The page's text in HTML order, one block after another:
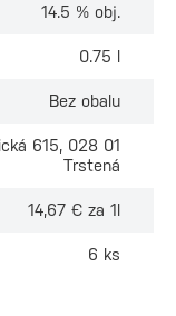
14.5 % obj.
0.75 l
Bez obalu
615, 028 01
Trstená
14,67 € za 1l
6 ks